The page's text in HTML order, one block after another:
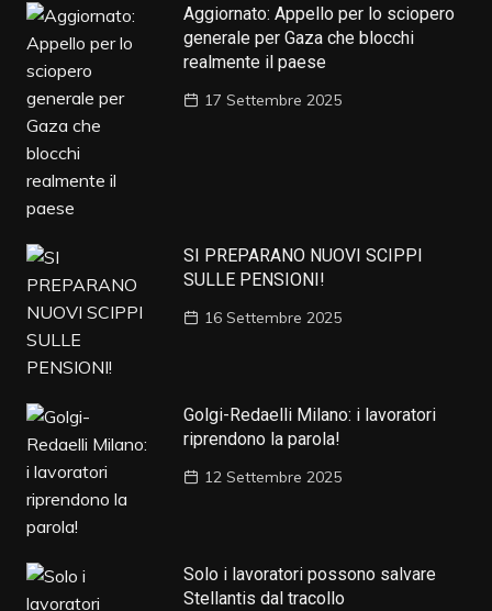
Aggiornato: Appello per lo sciopero
generale per Gaza che blocchi
realmente il paese
17 Settembre 2025
SI PREPARANO NUOVI SCIPPI
SULLE PENSIONI!
16 Settembre 2025
Golgi-Redaelli Milano: i lavoratori
riprendono la parola!
12 Settembre 2025
Solo i lavoratori possono salvare
Stellantis dal tracollo